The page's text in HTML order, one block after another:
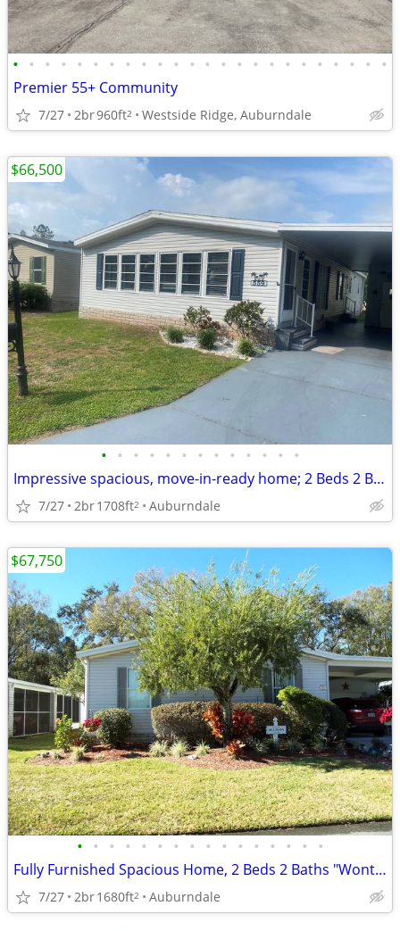
• • • • • • • • • • • • • • • • • • • • • • • •
Premier 55+ Community
7/27 2br960ft2 Westside Ridge, Auburndale
• • • • • • • • • • • • •
Impressive spacious, move-in-ready home; 2 Beds 2 Baths "Wont Last"
7/27 2br1708ft2 Auburndale
$66,500
• • • • • • • • • • • • • • • •
Fully Furnished Spacious Home, 2 Beds 2 Baths "Wont Last"
7/27 2br1680ft2 Auburndale
$67,750